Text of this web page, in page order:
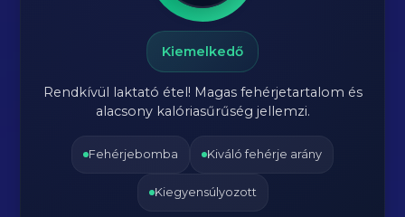
Kiemelkedő
Rendkívül laktató étel! Magas fehérjetartalom és
alacsony kalóriasűrűség jellemzi.
Fehérjebomba Kiváló fehérje arány
Kiegyensúlyozott